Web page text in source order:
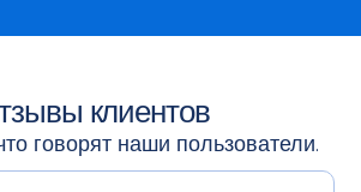
клиентов
говорят наши пользователи.